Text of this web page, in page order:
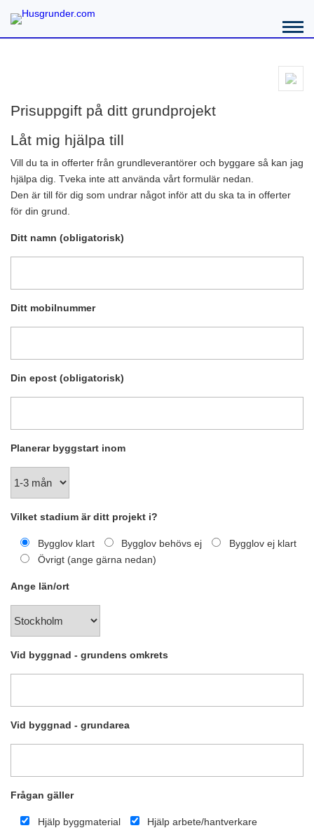
Prisuppgift på ditt grundprojekt
Låt mig hjälpa till
Vill du ta in offerter från grundleverantörer och byggare så kan jag
hjälpa dig. Tveka inte att använda vårt formulär nedan.
Den är till för dig som undrar något inför att du ska ta in offerter
för din grund.
Ditt namn (obligatorisk)
Ditt mobilnummer
Din epost (obligatorisk)
Planerar byggstart inom
Vilket stadium är ditt projekt i?
Bygglov klart Bygglov behövs ej
Bygglov ej klart
Övrigt (ange gärna nedan)
Ange län/ort
Vid byggnad - grundens omkrets
Vid byggnad - grundarea
Frågan gäller
Hjälp byggmaterial
Hjälp arbete/hantverkare